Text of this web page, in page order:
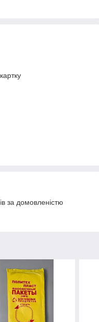
за домовленістю